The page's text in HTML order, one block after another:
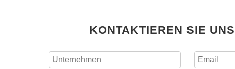
KONTAKTIEREN SIE